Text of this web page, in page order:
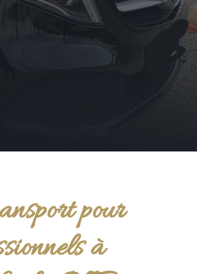
pour
à